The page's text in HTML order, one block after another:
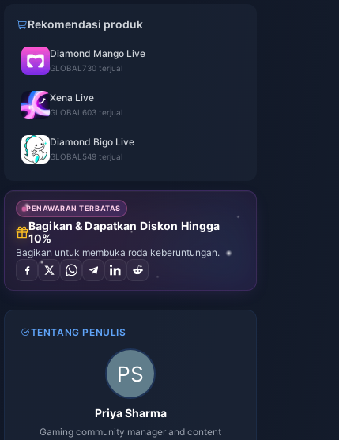
Rekomendasi produk
Diamond Mango Live
GLOBAL 730 terjual
Xena Live
GLOBAL 603 terjual
Diamond Bigo Live
GLOBAL 549 terjual
PENAWARAN TERBATAS
Bagikan & Dapatkan Diskon Hingga
10%
Bagikan untuk membuka roda keberuntungan.
TENTANG PENULIS
Priya Sharma
Gaming community manager and content